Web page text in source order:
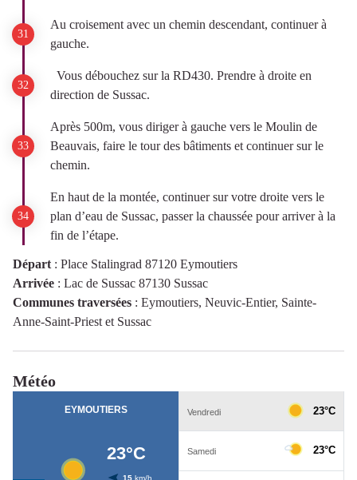
Au croisement avec un chemin descendant, continuer à
gauche.
Vous débouchez sur la RD430. Prendre à droite en
direction de Sussac.
Après 500m, vous diriger à gauche vers le Moulin de
Beauvais, faire le tour des bâtiments et continuer sur le
chemin.
En haut de la montée, continuer sur votre droite vers le
plan d’eau de Sussac, passer la chaussée pour arriver à la
fin de l’étape.
Départ : Place Stalingrad 87120 Eymoutiers
Arrivée : Lac de Sussac 87130 Sussac
Communes traversées : Eymoutiers, Neuvic-Entier, Sainte-
Anne-Saint-Priest et Sussac
Météo